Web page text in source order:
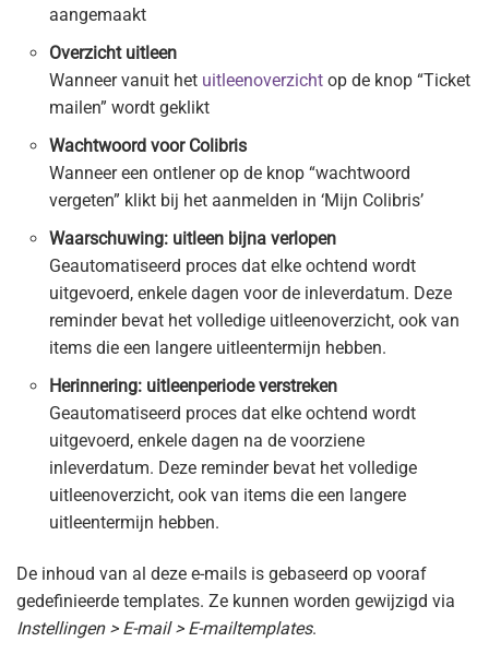
aangemaakt
Overzicht uitleen
Wanneer vanuit het uitleenoverzicht op de knop “Ticket
mailen” wordt geklikt
Wachtwoord voor Colibris
Wanneer een ontlener op de knop “wachtwoord
vergeten” klikt bij het aanmelden in ‘Mijn Colibris’
Waarschuwing: uitleen bijna verlopen
Geautomatiseerd proces dat elke ochtend wordt
uitgevoerd, enkele dagen voor de inleverdatum. Deze
reminder bevat het volledige uitleenoverzicht, ook van
items die een langere uitleentermijn hebben.
Herinnering: uitleenperiode verstreken
Geautomatiseerd proces dat elke ochtend wordt
uitgevoerd, enkele dagen na de voorziene
inleverdatum. Deze reminder bevat het volledige
uitleenoverzicht, ook van items die een langere
uitleentermijn hebben.
De inhoud van al deze e-mails is gebaseerd op vooraf
gedefinieerde templates. Ze kunnen worden gewijzigd via
Instellingen > E-mail > E-mailtemplates.